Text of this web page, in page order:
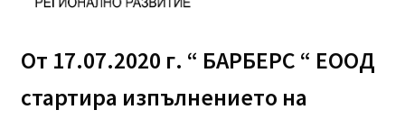
Онлайн Курсове
Професионално оборудване
Специални предложения
От 17.07.2020 г. “ БАРБЕРС “ ЕООД
стартира изпълнението на